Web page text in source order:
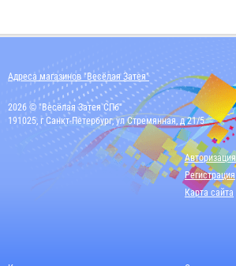
Адреса магазинов "Весёлая Затея"
2026 © "Весёлая Затея СПб"
191025, г Санкт-Петербург, ул Стремянная, д 21/5
Авторизация
Регистрация
Карта сайта